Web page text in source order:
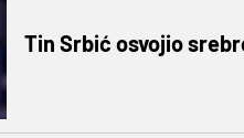
Tin Srbić osvojio